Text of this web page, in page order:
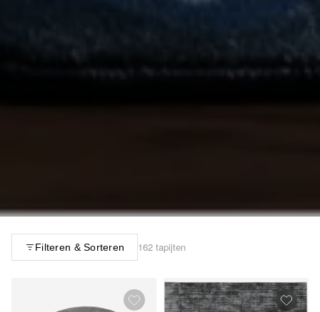
Filteren & Sorteren 162 tapijten